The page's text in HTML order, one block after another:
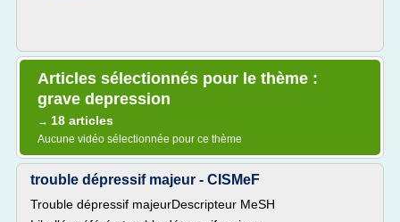
Articles sélectionnés pour le thème :
grave depression
→ 18 articles
Aucune vidéo sélectionnée pour ce thème
trouble dépressif majeur - CISMeF
Trouble dépressif majeurDescripteur MeSH